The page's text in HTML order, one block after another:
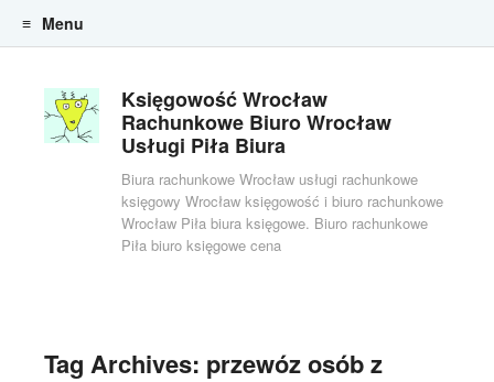
Księgowość Wrocław
Rachunkowe Biuro Wrocław
Usługi Piła Biura
Biura rachunkowe Wrocław usługi rachunkowe
księgowy Wrocław księgowość i biuro rachunkowe
Wrocław Piła biura księgowe. Biuro rachunkowe
Piła biuro księgowe cena
Menu
Tag Archives: przewóz osób z